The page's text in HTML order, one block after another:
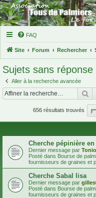
FAQ
Site Forum Rechercher
Sujets sans réponse
Aller à la recherche avancée
656 résultats trouvés
Cherche pépinière
Dernier message par Tonio
Posté dans Bourse de
fournisseurs de graines et
Cherche Sabal lisa
Dernier message par
Posté dans Bourse de
fournisseurs de graines et